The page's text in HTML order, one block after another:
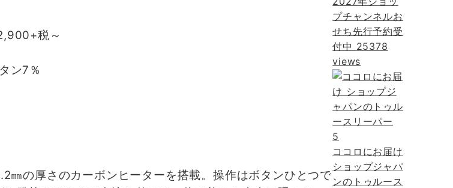
税～
7％
の厚さのカーボンヒーターを搭載。操作はボタンひとつで
プチャンネルお
せち先行予約受
付中 25378
views
5
ココロにお届け
ショップジャパ
ンのトゥルース